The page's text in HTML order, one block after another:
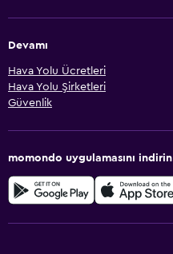
Devamı
Hava Yolu Ücretleri
Hava Yolu Şirketleri
Güvenlik
momondo uygulamasını indirin